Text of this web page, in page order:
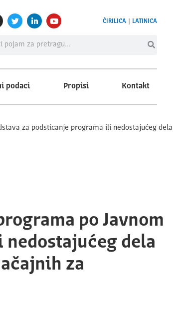
ĆIRILICA LATINICA
podaci Propisi Kontakt
za podsticanje programa ili nedostajućeg dela
po Javnom
dela
za